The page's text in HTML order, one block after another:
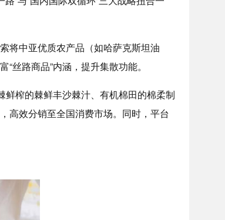
将中亚优质农产品（如哈萨克斯坦油
丝路商品”内涵，提升集散功能。
榨的棘鲜丰沙棘汁、有机棉田的棉柔制
高效分销至全国消费市场。同时，平台